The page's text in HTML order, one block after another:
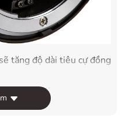
sẽ tăng độ dài tiêu cự đồng
động và lấy nét tự động.
III 2xcó lớp phủ nhiều